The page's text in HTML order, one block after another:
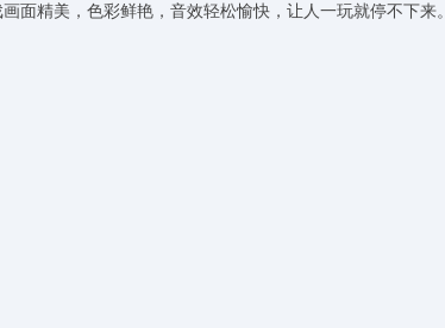
面精美，色彩鲜艳，音效轻松愉快，让人一玩就停不下来。